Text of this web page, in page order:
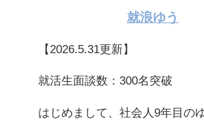
就浪ゆう
【2026.5.31更新】
就活生面談数：300名突破
はじめまして、社会人9年目の